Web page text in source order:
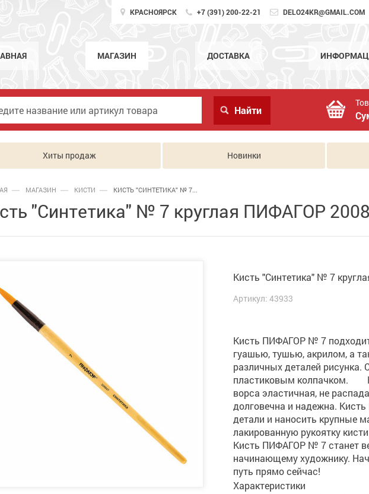
КРАСНОЯРСК +7 (391) 200-22-21 DELO24KR@GMAIL.COM
МАГАЗИН ДОСТАВКА
Хиты продаж Новинки
МАГАЗИН КИСТИ КИСТЬ "СИНТЕТИКА" № 7...
"Синтетика" № 7 круглая ПИФАГОР
Кисть "Синтетика" № 7
Артикул: 43933
Кисть ПИФАГОР № 7
гуашью, тушью, акрилом, а
различных деталей
пластиковым колпачком.
ворса эластичная, не
долговечна и надежна.
детали и наносить крупные
лакированную рукоятку
Кисть ПИФАГОР № 7 станет
начинающему художнику.
путь прямо сейчас!
Характеристики